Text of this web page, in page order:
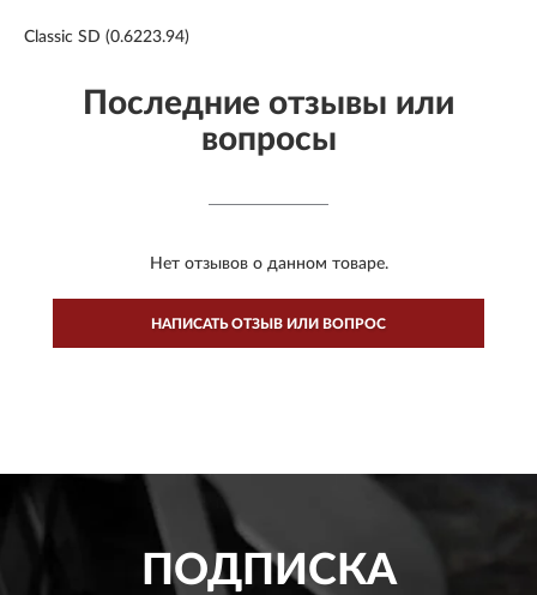
Classic SD (0.6223.94)
Последние отзывы или
вопросы
Нет отзывов о данном товаре.
НАПИСАТЬ ОТЗЫВ ИЛИ ВОПРОС
ПОДПИСКА